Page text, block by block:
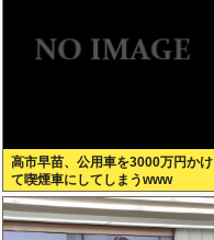
高市早苗、公用車を3000万円かけ
て喫煙車にしてしまうwww